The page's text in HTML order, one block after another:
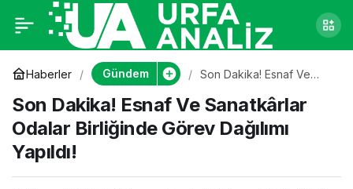
Haberler Gündem
Son Dakika! Esnaf Ve
Birliğinde Görev Dağılımı
Yapıldı!
Son Dakika! Esnaf Ve Sanatkârlar
Odalar Birliğinde Görev Dağılımı
Yapıldı!
Son Dakika! Esnaf Ve
Sanatkârlar Odalar
Birliğinde Görev
Dağılımı Yapıldı!
0